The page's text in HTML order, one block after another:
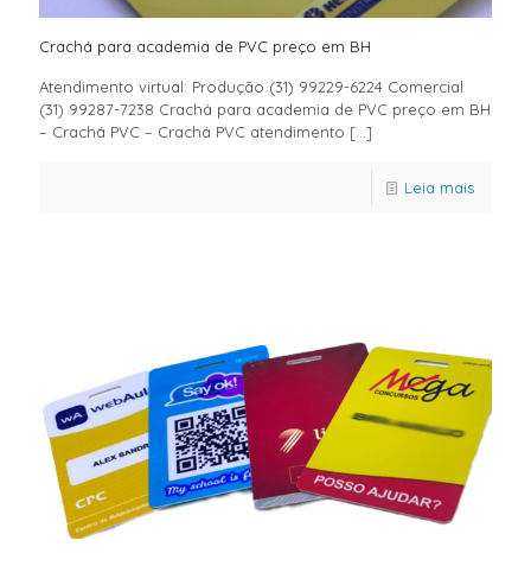
Crachá para academia de PVC preço em BH
Atendimento virtual: Produção (31) 99229-6224 Comercial
(31) 99287-7238 Crachá para academia de PVC preço em BH
– Crachá PVC – Crachá PVC atendimento […]
Leia mais